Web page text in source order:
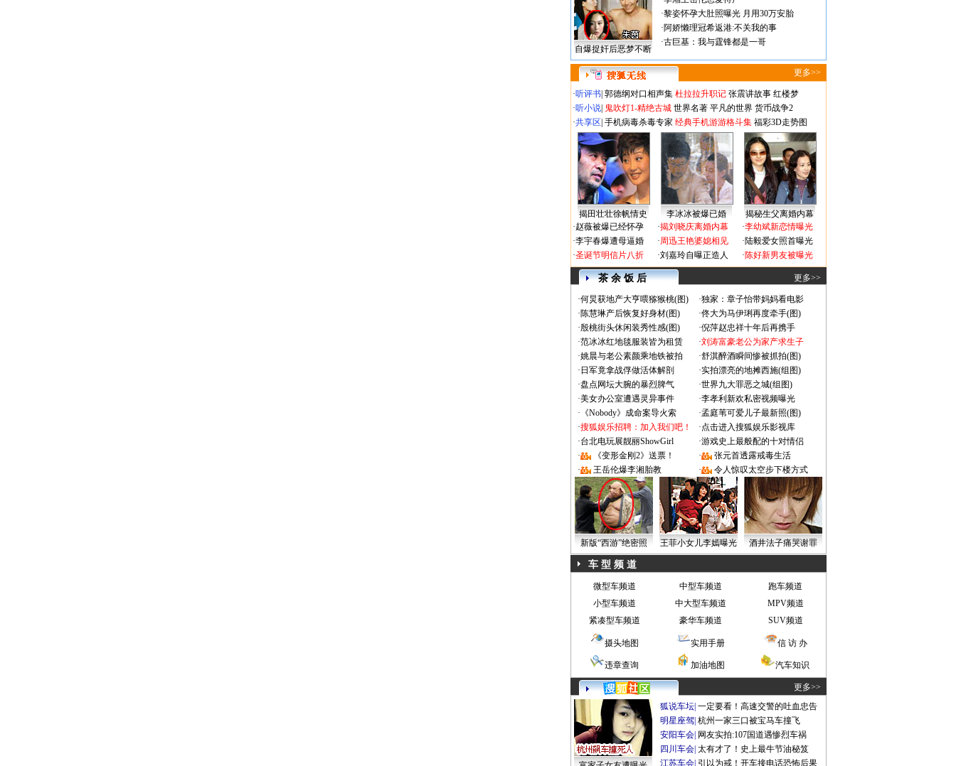
自爆捉奸后恶梦不断
·黎姿怀孕大肚照曝光 月用30万安胎
·阿娇懒理冠希返港:不关我的事
·古巨基：我与霆锋都是一哥
更多>>
·听评书 郭德纲对口相声集 杜拉拉升职记 张震讲故事 红楼梦
·听小说 鬼吹灯1-精绝古城 世界名著 平凡的世界 货币战争2
·共享区 手机病毒杀毒专家 经典手机游游格斗集 福彩3D走势图
揭田壮壮徐帆情史 李冰冰被爆已婚
揭秘生父离婚内幕
·赵薇被爆已经怀孕
·李宇春爆遭母逼婚
·圣诞节明信片八折
·揭刘晓庆离婚内幕
·周迅王艳婆媳相见
·刘嘉玲自曝正造人
·李幼斌新恋情曝光
·陆毅爱女照首曝光
·陈好新男友被曝光
茶 余 饭 后 更多>>
·何炅获地产大亨喂猕猴桃(图) ·独家：章子怡带妈妈看电影
·陈慧琳产后恢复好身材(图) ·佟大为马伊琍再度牵手(图)
·殷桃街头休闲装秀性感(图) ·倪萍赵忠祥十年后再携手
·范冰冰红地毯服装皆为租赁 ·刘涛富豪老公为家产求生子
·姚晨与老公素颜乘地铁被拍 ·舒淇醉酒瞬间惨被抓拍(图)
· 日军竟拿战俘做活体解剖 ·实拍漂亮的地摊西施(组图)
·盘点网坛大腕的暴烈脾气 ·世界九大罪恶之城(组图)
·美女办公室遭遇灵异事件 ·李孝利新欢私密视频曝光
· 《Nobody》成命案导火索 ·孟庭苇可爱儿子最新照(图)
·搜狐娱乐招聘：加入我们吧！ ·点击进入搜狐娱乐影视库
·台北电玩展靓丽ShowGirl ·游戏史上最般配的十对情侣
·
《变形金刚2》送票！ ·
张元首透露戒毒生活
·
王岳伦爆李湘胎教 · 令人惊叹太空步下楼方式
新版“西游”绝密照 王菲小女儿李嫣曝光 酒井法子痛哭谢罪
车 型 频 道
微型车频道 中型车频道
跑车频道
小型车频道
中大型车频道
MPV频道
紧凑型车频道
豪华车频道 SUV频道
摄头地图 实用手册 信 访 办
违章查询 加油地图 汽车知识
更多>>
狐说车坛 一定要看！高速交警的吐血忠告
明星座驾 杭州一家三口被宝马车撞飞
安阳车会 网友实拍:107国道遇惨烈车祸
四川车会 太有才了！史上最牛节油秘笈
江苏车会 引以为戒！开车接电话恐怖后果